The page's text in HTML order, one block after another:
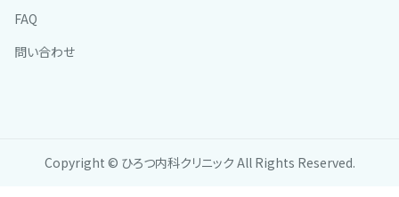
FAQ
問い合わせ
Copyright © ひろつ内科クリニック All Rights Reserved.